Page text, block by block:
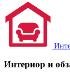
Интериор и